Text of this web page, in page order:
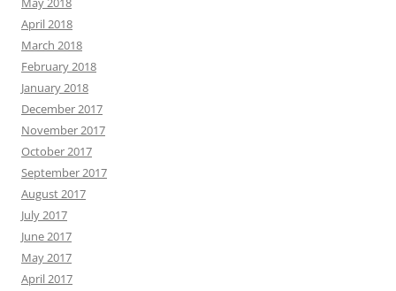
April 2018
March 2018
February 2018
January 2018
December 2017
November 2017
October 2017
September 2017
August 2017
July 2017
June 2017
May 2017
April 2017